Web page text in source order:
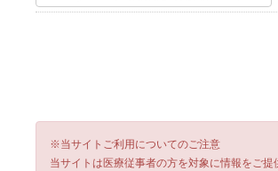
※当サイトご利用についてのご注意
当サイトは医療従事者の方を対象に情報をご